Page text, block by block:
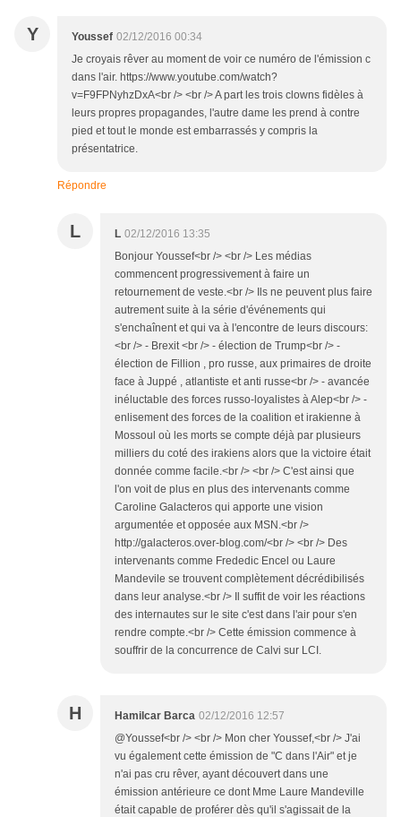
Y Youssef 02/12/2016 00:34
Je croyais rêver au moment de voir ce numéro de l'émission c
dans l'air. https://www.youtube.com/watch?
v=F9FPNyhzDxA<br /> <br /> A part les trois clowns fidèles à
leurs propres propagandes, l'autre dame les prend à contre
pied et tout le monde est embarrassés y compris la
présentatrice.
Répondre
L L 02/12/2016 13:35
Bonjour Youssef<br /> <br /> Les médias
commencent progressivement à faire un
retournement de veste.<br /> Ils ne peuvent plus faire
autrement suite à la série d'événements qui
s'enchaînent et qui va à l'encontre de leurs discours:
<br /> - Brexit <br /> - élection de Trump<br /> -
élection de Fillion , pro russe, aux primaires de droite
face à Juppé , atlantiste et anti russe<br /> - avancée
inéluctable des forces russo-loyalistes à Alep<br /> -
enlisement des forces de la coalition et irakienne à
Mossoul où les morts se compte déjà par plusieurs
milliers du coté des irakiens alors que la victoire était
donnée comme facile.<br /> <br /> C'est ainsi que
l'on voit de plus en plus des intervenants comme
Caroline Galacteros qui apporte une vision
argumentée et opposée aux MSN.<br />
http://galacteros.over-blog.com/<br /> <br /> Des
intervenants comme Frededic Encel ou Laure
Mandevile se trouvent complètement décrédibilisés
dans leur analyse.<br /> Il suffit de voir les réactions
des internautes sur le site c'est dans l'air pour s'en
rendre compte.<br /> Cette émission commence à
souffrir de la concurrence de Calvi sur LCI.
H Hamilcar Barca 02/12/2016 12:57
@Youssef<br /> <br /> Mon cher Youssef,<br /> J'ai
vu également cette émission de "C dans l'Air" et je
n'ai pas cru rêver, ayant découvert dans une
émission antérieure ce dont Mme Laure Mandeville
était capable de proférer dès qu'il s'agissait de la